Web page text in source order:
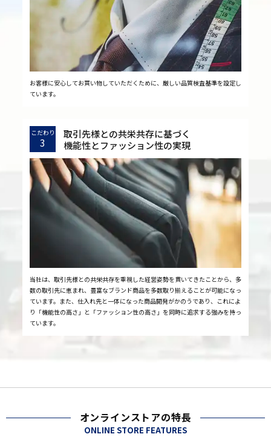
お客様に安心してお買い物していただくために、厳しい品質検査基準を設定し
ています。
こだわり
3
取引先様との共栄共存に基づく
機能性とファッション性の実現
当社は、取引先様との共栄共存を重視した経営姿勢を貫いてきたことから、多
数の取引先に恵まれ、豊富なブランド商品を多数取り揃えることが可能になっ
ています。また、仕入れ先と一体になった商品開発がかのうであり、これによ
り「機能性の高さ」と「ファッション性の高さ」を同時に追求する強みを持っ
ています。
オンラインストアの特長
ONLINE STORE FEATURES